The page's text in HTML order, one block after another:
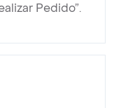
Pedido”.